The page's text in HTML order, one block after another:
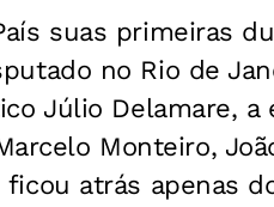
suas primeiras
no Rio de
Júlio Delamare, a
Monteiro,
atrás apenas